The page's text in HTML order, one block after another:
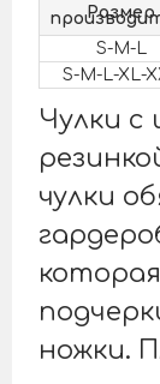
Размер
S-M-L
S-M-L-XL-
Чулки с
чулки
ножки.